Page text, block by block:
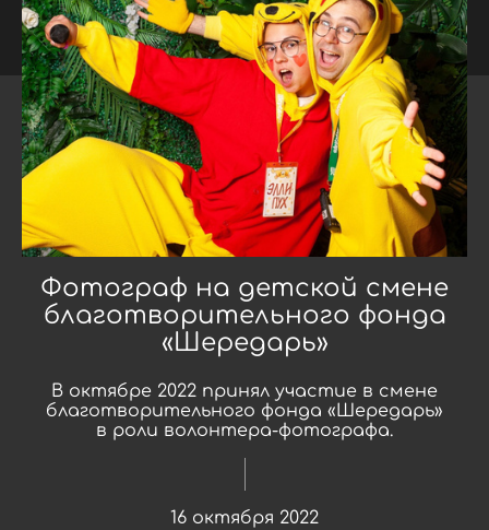
Фотограф на детской смене
благотворительного фонда
«Шередарь»
В октябре 2022 принял участие в смене
благотворительного фонда «Шередарь»
в роли волонтера-фотографа.
16 октября 2022